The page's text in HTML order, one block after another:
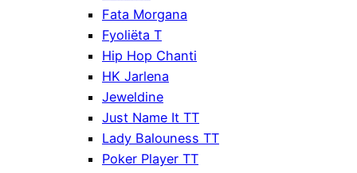
Fata Morgana
Fyoliëta T
Hip Hop Chanti
HK Jarlena
Jeweldine
Just Name It TT
Lady Balouness TT
Poker Player TT